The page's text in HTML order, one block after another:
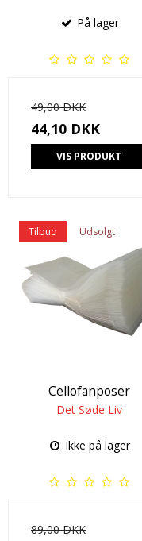
På lager
49,00 DKK
44,10 DKK
VIS PRODUKT
Tilbud Udsolgt
Cellofanposer
Det Søde Liv
Ikke på lager
89,00 DKK